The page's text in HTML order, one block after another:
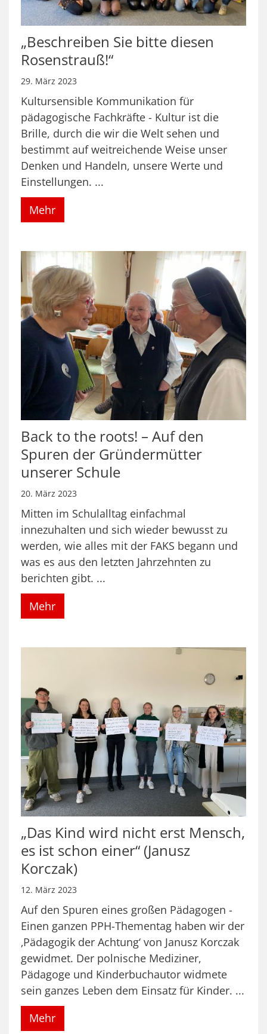
„Beschreiben Sie bitte diesen
Rosenstrauß!“
29. März 2023
Kultursensible Kommunikation für
pädagogische Fachkräfte - Kultur ist die
Brille, durch die wir die Welt sehen und
bestimmt auf weitreichende Weise unser
Denken und Handeln, unsere Werte und
Einstellungen. ...
Mehr
Back to the roots! – Auf den
Spuren der Gründermütter
unserer Schule
20. März 2023
Mitten im Schulalltag einfachmal
innezuhalten und sich wieder bewusst zu
werden, wie alles mit der FAKS begann und
was es aus den letzten Jahrzehnten zu
berichten gibt. ...
Mehr
„Das Kind wird nicht erst Mensch,
es ist schon einer“ (Janusz
Korczak)
12. März 2023
Auf den Spuren eines großen Pädagogen -
Einen ganzen PPH-Thementag haben wir der
‚Pädagogik der Achtung‘ von Janusz Korczak
gewidmet. Der polnische Mediziner,
Pädagoge und Kinderbuchautor widmete
sein ganzes Leben dem Einsatz für Kinder. ...
Mehr